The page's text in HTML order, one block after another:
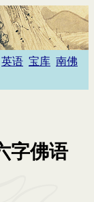
英语 宝库 南佛
字佛语